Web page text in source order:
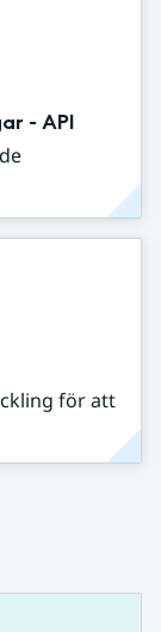
- API
för att